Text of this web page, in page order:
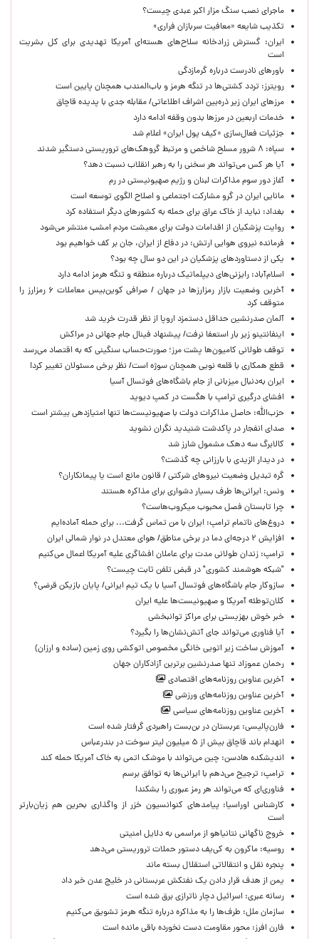
ماجرای نصب سنگ مزار اکبر عبدی چیست؟
تکذیب شایعه «معافیت سربازان فراری»
ایران: گسترش زرادخانه سلاح‌های هسته‌ای آمریکا تهدیدی برای کل بشریت
است
باورهای نادرست درباره گرمازدگی
رویترز: تردد کشتی‌ها در تنگه هرمز و باب‌المندب همچنان پایین است
مرزهای ایران زیر ذره‌بین اشراف اطلاعاتی/ مقابله جدی با پدیده قاچاق
خدمات اربعین در مرزها بدون وقفه ادامه دارد
جزئیات فعال‌سازی «کیف پول ایران» اعلام شد
سپاه: ۸ شرور مسلح شاخص و مرتبط گروهک‌های تروریستی دستگیر شدند
آیا هر کس می‌تواند هر سخنی را به رهبر انقلاب نسبت دهد؟
آغاز دور سوم مذاکرات لبنان و رژیم صهیونیستی در رم
مانایی ایران در گرو مشارکت اجتماعی و اصلاح الگوی توسعه است
بغداد: نباید از خاک عراق برای حمله به کشورهای دیگر استفاده کرد
روایت پزشکیان از اقدامات دولت برای معیشت مردم امشب منتشر می‌شود
فرمانده نیروی هوایی ارتش: در دفاع از ایران، جان بر کف خواهیم بود
یکی از دستاوردهای پزشکیان در این دو سال چه بود؟
اسلام‌آباد: رایزنی‌های دیپلماتیک درباره منطقه و تنگه هرمز ادامه دارد
آخرین وضعیت بازار رمزارزها در جهان / صرافی کوین‌بیس معاملات ۶ رمزارز را
متوقف کرد
آلمان صدرنشین حداقل دستمزد اروپا از نظر قدرت خرید شد
اینفانتینو زیر بار استعفا نرفت/ پیشنهاد فینال جام جهانی در مراکش
توقف طولانی کامیون‌ها پشت مرز؛ صورت‌حساب سنگینی که به اقتصاد می‌رسد
قطع همکاری با قلعه نویی همچنان سوژه است/ نظر برخی مسئولان تغییر کرد!
ایران به‌دنبال میزبانی از جام باشگاه‌های فوتسال آسیا
افشای درگیری ترامپ با هگست در کمپ دیوید
حزب‌الله: حاصل مذاکرات دولت با صهیونیست‌ها تنها امتیازدهی‌ بیشتر است
صدای انفجار در پاکدشت شنیدید نگران نشوید
کالابرگ سه دهک مشمول شارز شد
در دیدار الزیدی با بارزانی چه گذشت؟
گره تبدیل وضعیت نیروهای شرکتی / قانون مانع است یا پیمانکاران؟
ونس: ایرانی‌ها طرف بسیار دشواری برای مذاکره هستند
چرا تابستان فصل محبوب میکروب‌هاست؟
دروغ‌های ناتمام ترامپ: ایران با من تماس گرفت... برای حمله آماده‌ایم
افزایش ۲ درجه‌ای دما در برخی مناطق/ هوای معتدل در نوار شمالی ایران
ترامپ: زندان طولانی مدت برای عاملان افشاگری‌ علیه آمریکا اعمال می‌کنیم
"شبکه هوشمند کشوری" در قبض تلفن ثابت چیست؟
سازوکار جام باشگاه‌های فوتسال آسیا با یک تیم ایرانی/ پایان بازیکن قرضی؟
کلان‌توطئه آمریکا و صهیونیست‌ها علیه ایران
خبر خوش بهزیستی برای مراکز توانبخشی
آیا فناوری می‌تواند جای آتش‌نشان‌ها را بگیرد؟
آموزش ساخت زیر اتویی خانگی مخصوص اتوکشی روی زمین (ساده و ارزان)
رحمان عموزاد تنها صدرنشین برترین آزادکاران جهان
آخرین عناوین روزنامه‌های اقتصادی
آخرین عناوین روزنامه‌های ورزشی
آخرین عناوین روزنامه‌های سیاسی
فارن‌پالیسی: عربستان در بن‌بست راهبردی گرفتار شده است
انهدام باند قاچاق بیش از ۵ میلیون لیتر سوخت در بندرعباس
اندیشکده هادسن: چین می‌تواند با موشک اتمی به خاک آمریکا حمله کند
ترامپ: ترجیح می‌دهم با ایرانی‌‌ها به توافق برسم
فناوری‌ای که می‌تواند هر رمز عبوری را بشکند!
کارشناس اوراسیا: پیامدهای کنوانسیون خزر از واگذاری بحرین هم زیان‌بارتر
است
خروج ناگهانی نتانیاهو از مراسمی به دلایل امنیتی
روسیه: ماکرون به کی‌یف دستور حملات تروریستی می‌دهد
پنجره‌ نقل و انتقالاتی استقلال بسته ماند
یمن از هدف قرار دادن یک نفتکش عربستانی در خلیج عدن خبر داد
رسانه عبری: اسرائیل دچار ناترازی برق شده است
سازمان ملل: طرف‌ها را به مذاکره درباره تنگه هرمز تشویق می‌کنیم
فارن افرز: محور مقاومت دست نخورده باقی مانده است